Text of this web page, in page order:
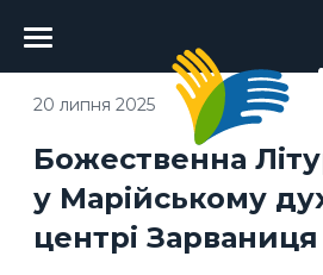
Головне
меню
Божественна
у Марійському
центрі Зарваниця
20 липня 2025